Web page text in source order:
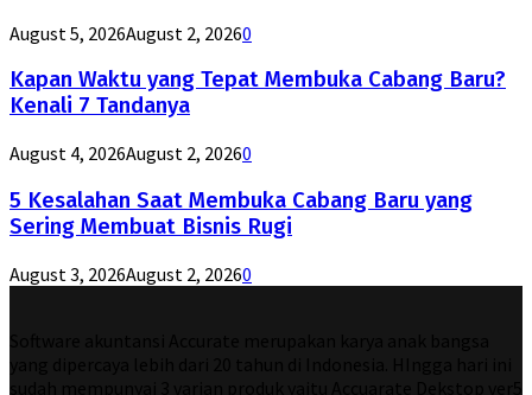
August 5, 2026August 2, 20260
Kapan Waktu yang Tepat Membuka Cabang Baru?
Kenali 7 Tandanya
August 4, 2026August 2, 20260
5 Kesalahan Saat Membuka Cabang Baru yang
Sering Membuat Bisnis Rugi
August 3, 2026August 2, 20260